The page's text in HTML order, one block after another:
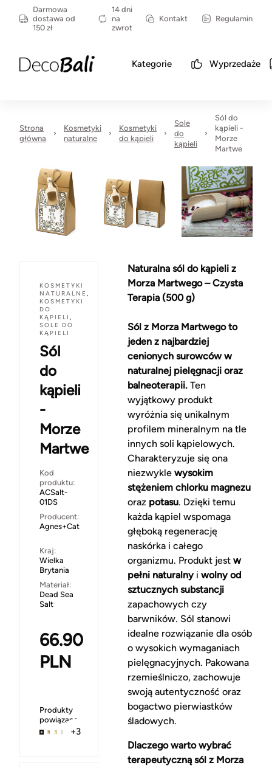
Darmowa
dostawa od
150 zł
14 dni
na
zwrot
Kontakt Regulamin
Kategorie Wyprzedaże
Strona
główna
Kosmetyki
naturalne
Kosmetyki
do kąpieli
Sole
do
kąpieli
Sól do
kąpieli -
Morze
Martwe
KOSMETYKI
NATURALNE ,
KOSMETYKI
DO
KĄPIELI ,
SOLE DO
KĄPIELI
Sól
do
kąpieli
-
Morze
Martwe
Kod
produktu:
ACSalt-
01DS
Producent:
Agnes+Cat
Kraj:
Wielka
Brytania
Materiał:
Dead Sea
Salt
66.90
PLN
Produkty
powiązane
+3
Naturalna sól do kąpieli z
Morza Martwego – Czysta
Terapia (500 g)
Sól z Morza Martwego to
jeden z najbardziej
cenionych surowców w
naturalnej pielęgnacji oraz
balneoterapii.Ten
wyjątkowy produkt
wyróżnia się unikalnym
profilem mineralnym na tle
innych soli kąpielowych.
Charakteryzuje się ona
niezwykle wysokim
stężeniem chlorku magnezu
oraz potasu. Dzięki temu
każda kąpiel wspomaga
głęboką regenerację
naskórka i całego
organizmu. Produkt jest w
pełni naturalnyi wolny od
sztucznych substancji
zapachowych czy
barwników. Sól stanowi
idealne rozwiązanie dla osób
o wysokich wymaganiach
pielęgnacyjnych. Pakowana
rzemieślniczo, zachowuje
swoją autentyczność oraz
bogactwo pierwiastków
śladowych.
Dlaczego warto wybrać
terapeutyczną sól z Morza